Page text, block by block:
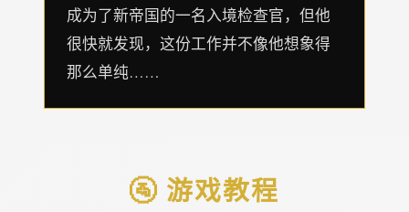
成为了新帝国的一名入境检查官，但他
很快就发现，这份工作并不像他想象得
那么单纯……
🚰 游戏教程